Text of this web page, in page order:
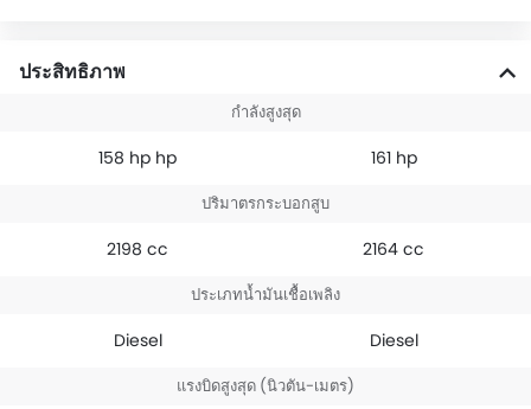
ประสิทธิภาพ
กำลังสูงสุด
158 hp hp 161 hp
ปริมาตรกระบอกสูบ
2198 cc 2164 cc
ประเภทน้ำมันเชื้อเพลิง
Diesel Diesel
แรงบิดสูงสุด (นิวตัน-เมตร)